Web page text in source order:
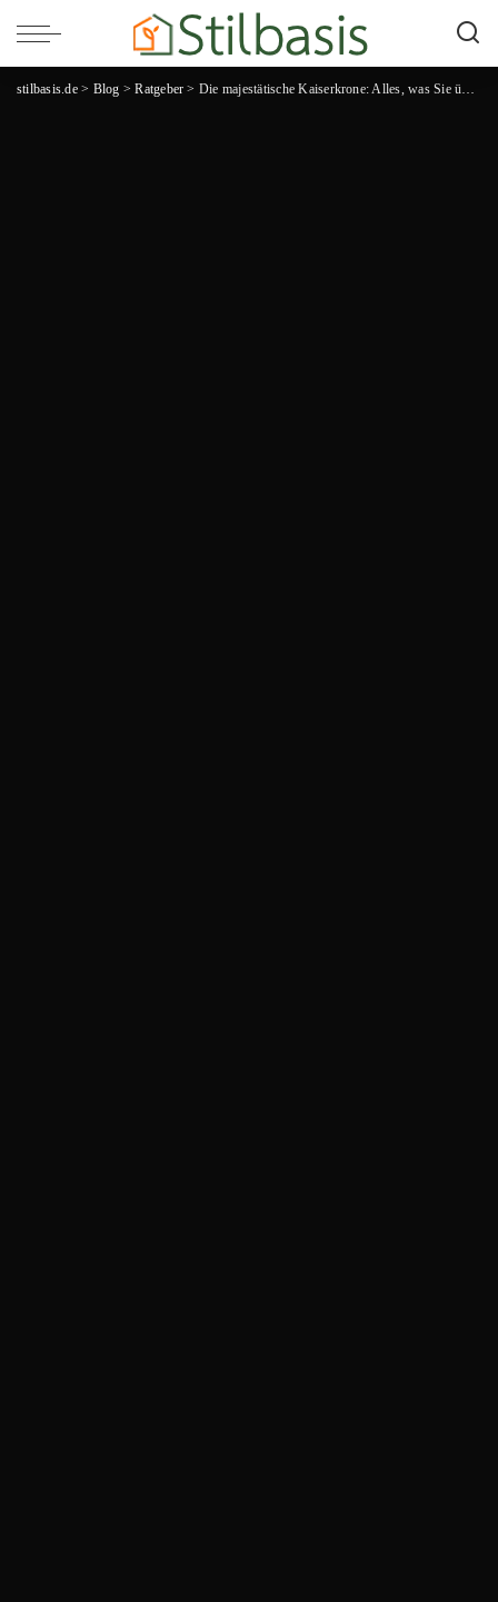
stilbasis.de> Blog >Ratgeber > Die majestätische Kaiserkrone: Alles, was Sie über diese königliche Blume wissen müssen